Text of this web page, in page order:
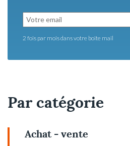
2 fois par mois dans votre boite mail
Par catégorie
Achat - vente